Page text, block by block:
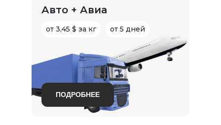
Авто + Авиа
от 3,45 $ за кг от 5 дней
ПОДРОБНЕЕ